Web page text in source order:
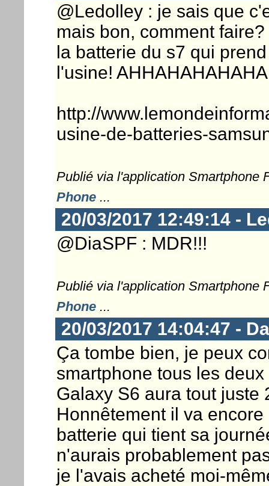
@Ledolley : je sais que
mais bon, comment
la batterie du s7 qui
l'usine!
http://
usine-de-batteries-
Publié via l'application Smartphone
Phone...
20/03/2017 12:49:14 -
@DiaSPF : MDR!!!
Publié via l'application Smartphone
Phone...
20/03/2017 14:04:47 -
Ça tombe bien, je peux
smartphone tous les
Galaxy S6 aura tout juste
Honnêtement il va
batterie qui tient sa
n'aurais probablement
je l'avais acheté moi-